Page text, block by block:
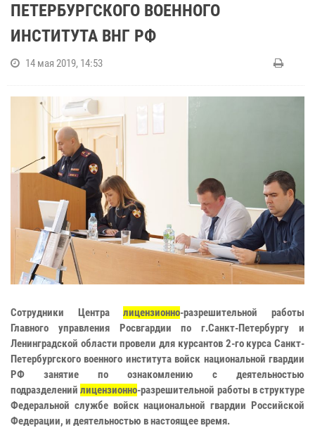
ПЕТЕРБУРГСКОГО ВОЕННОГО
ИНСТИТУТА ВНГ РФ
14 мая 2019, 14:53
Сотрудники Централицензионно-разрешительной работы
Главного управления Росвгардии по г.Санкт-Петербургу и
Ленинградской области провели для курсантов 2-го курса Санкт-
Петербургского военного института войск национальной гвардии
РФ занятие по ознакомлению с деятельностью
подразделенийлицензионно-разрешительной работы в структуре
Федеральной службе войск национальной гвардии Российской
Федерации, и деятельностью в настоящее время.